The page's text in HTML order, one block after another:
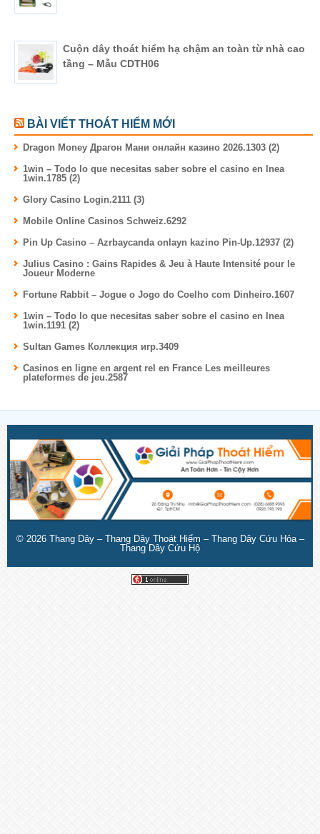
Cuộn dây thoát hiểm hạ chậm an toàn từ nhà cao
tầng – Mẫu CDTH06
BÀI VIẾT THOÁT HIỂM MỚI
Dragon Money Драгон Мани онлайн казино 2026.1303 (2)
1win – Todo lo que necesitas saber sobre el casino en lnea
1win.1785 (2)
Glory Casino Login.2111 (3)
Mobile Online Casinos Schweiz.6292
Pin Up Casino – Azrbaycanda onlayn kazino Pin-Up.12937 (2)
Julius Casino : Gains Rapides & Jeu à Haute Intensité pour le
Joueur Moderne
Fortune Rabbit – Jogue o Jogo do Coelho com Dinheiro.1607
1win – Todo lo que necesitas saber sobre el casino en lnea
1win.1191 (2)
Sultan Games Коллекция игр.3409
Casinos en ligne en argent rel en France Les meilleures
plateformes de jeu.2587
© 2026 Thang Dây – Thang Dây Thoát Hiểm – Thang Dây Cứu Hỏa –
Thang Dây Cứu Hộ